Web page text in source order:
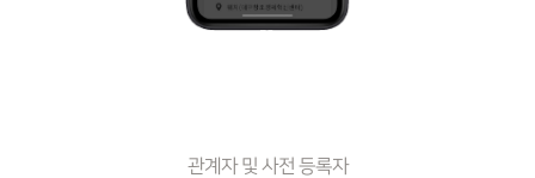
관계자 및 사전 등록자